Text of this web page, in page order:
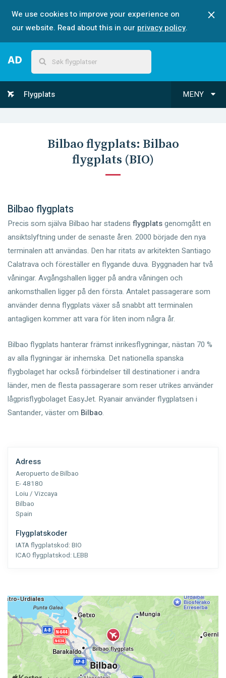
We use cookies to improve your experience on
our website. Read about this in our privacy policy.
MENY
Flygplats
Bilbao flygplats: Bilbao
flygplats (BIO)
Bilbao flygplats
Precis som själva Bilbao har stadens flygplatsgenomgått en
ansiktslyftning under de senaste åren. 2000 började den nya
terminalen att användas. Den har ritats av arkitekten Santiago
Calatrava och föreställer en flygande duva. Byggnaden har två
våningar. Avgångshallen ligger på andra våningen och
ankomsthallen ligger på den första. Antalet passagerare som
använder denna flygplats växer så snabbt att terminalen
antagligen kommer att vara för liten inom några år.
Bilbao flygplats hanterar främst inrikesflygningar, nästan 70 %
av alla flygningar är inhemska. Det nationella spanska
flygbolaget har också förbindelser till destinationer i andra
länder, men de flesta passagerare som reser utrikes använder
lågprisflygbolaget EasyJet. Ryanair använder flygplatsen i
Santander, väster om Bilbao.
Adress
Aeropuerto de Bilbao
E- 48180
Loiu / Vizcaya
Bilbao
Spain
Flygplatskoder
IATA flygplatskod:BIO
ICAO flygplatskod:LEBB